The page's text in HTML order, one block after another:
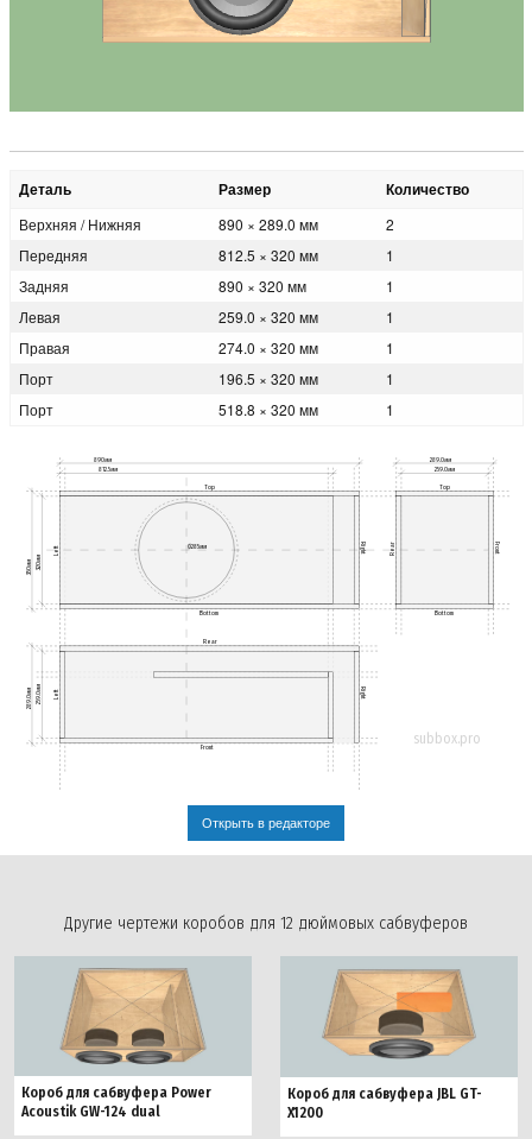
Деталь Размер Количество
Верхняя / Нижняя 890 × 289.0 мм
2
Передняя
812.5 × 320 мм
1
Задняя
890 × 320 мм
1
Левая
259.0 × 320 мм
1
Правая
274.0 × 320 мм
1
Порт
196.5 × 320 мм
1
Порт
518.8 × 320 мм 1
Ø285мм
890мм
812.5мм
289.0мм
259.0мм
289.0мм 259.0мм
350мм 320мм
Top Top
Bottom Bottom
Rear
Front
Left Right Rear Front
Left Right
subbox.pro
Открыть в редакторе
Другие чертежи коробов для 12 дюймовых сабвуферов
Короб для сабвуфера Power
Acoustik GW-124 dual
Короб для сабвуфера JBL GT-
X1200